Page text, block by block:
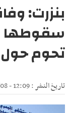
بنزرت:
سقوطها
تحوم حول
تاريخ النشر : 12:09 - 2022/03/08